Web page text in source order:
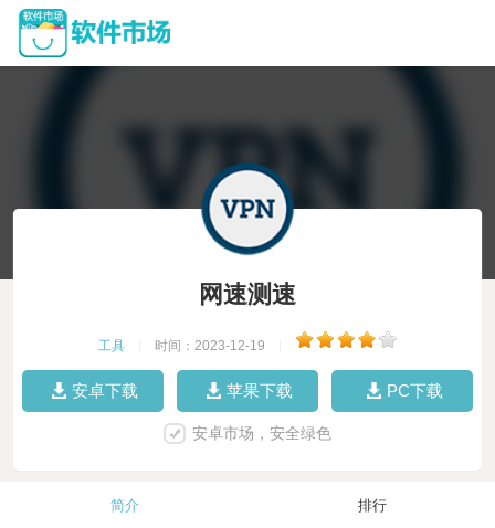
网速测速
工具 时间：2023-12-19
安卓下载 苹果下载 PC下载
安卓市场，安全绿色
简介 排行